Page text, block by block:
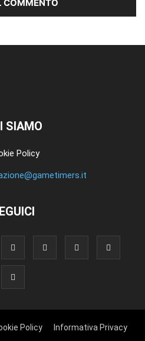
SIAMO
Policy
Policy Informativa Privacy